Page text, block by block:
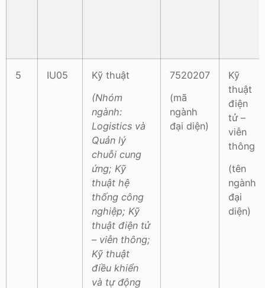
5 IU05
Kỹ thuật
(Nhóm
ngành:
Logistics và
Quản lý
chuỗi cung
ứng; Kỹ
thuật hệ
thống công
nghiệp; Kỹ
thuật điện tử
– viễn thông;
Kỹ thuật
điều khiển
và tự động
7520207
(mã
ngành
đại diện)
Kỹ
thuật
điện
tử –
viễn
thông
(tên
ngành
đại
diện)